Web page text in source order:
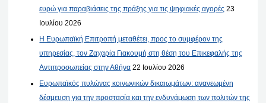
ευρώ για παραβιάσεις της πράξης για τις ψηφιακές αγορές 23
Ιουλίου 2026
Η Ευρωπαϊκή Επιτροπή μεταθέτει, προς το συμφέρον της
υπηρεσίας, τον Ζαχαρία Γιακουμή στη θέση του Επικεφαλής της
Αντιπροσωπείας στην Αθήνα 22 Ιουλίου 2026
Ευρωπαϊκός πυλώνας κοινωνικών δικαιωμάτων: ανανεωμένη
δέσμευση για την προστασία και την ενδυνάμωση των πολιτών της